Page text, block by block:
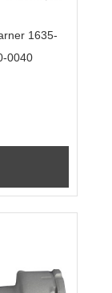
1635-
0040